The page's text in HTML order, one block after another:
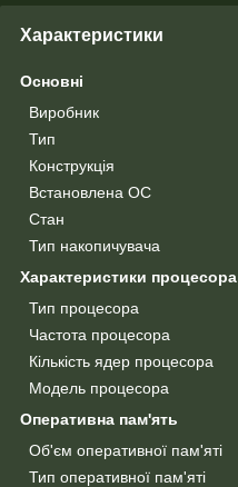
Характеристики
Основні
Виробник
Тип
Конструкція
Встановлена ОС
Стан
Тип накопичувача
Характеристики процесора
Тип процесора
Частота процесора
Кількість ядер процесора
Модель процесора
Оперативна пам'ять
Об'єм оперативної пам'яті
Тип оперативної пам'яті